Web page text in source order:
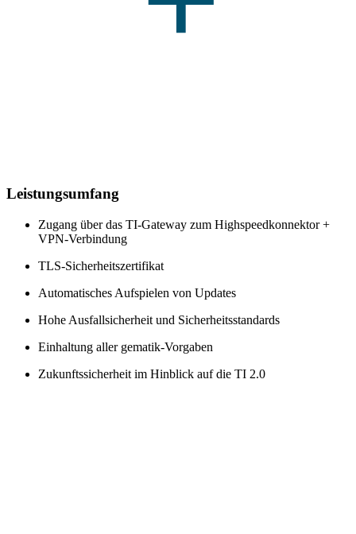
Leistungsumfang
Zugang über das TI-Gateway zum Highspeedkonnektor +
VPN-Verbindung
TLS-Sicherheitszertifikat
Automatisches Aufspielen von Updates
Hohe Ausfallsicherheit und Sicherheitsstandards
Einhaltung aller gematik-Vorgaben
Zukunftssicherheit im Hinblick auf die TI 2.0